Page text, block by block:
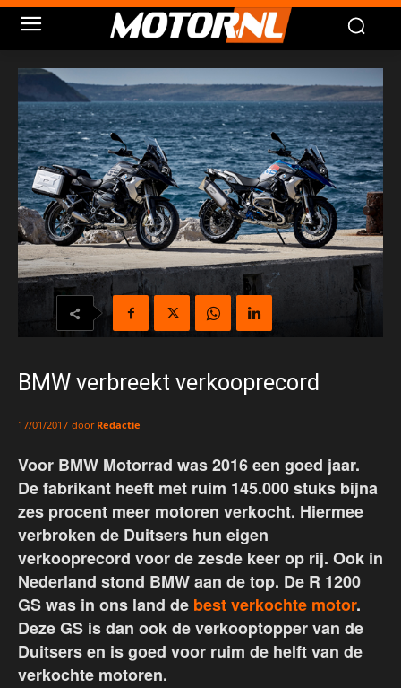
BMW verbreekt verkooprecord
17/01/2017 door Redactie
Voor BMW Motorrad was 2016 een goed jaar.
De fabrikant heeft met ruim 145.000 stuks bijna
zes procent meer motoren verkocht. Hiermee
verbroken de Duitsers hun eigen
verkooprecord voor de zesde keer op rij. Ook in
Nederland stond BMW aan de top. De R 1200
GS was in ons land de best verkochte motor.
Deze GS is dan ook de verkooptopper van de
Duitsers en is goed voor ruim de helft van de
verkochte motoren.